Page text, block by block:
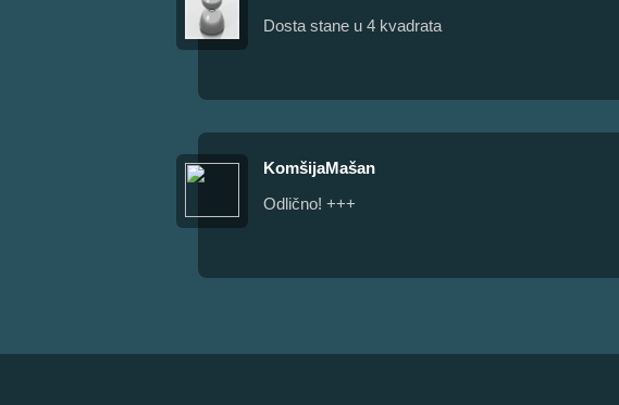
Dosta stane u 4 kvadrata
KomšijaMašan
Odlično! +++